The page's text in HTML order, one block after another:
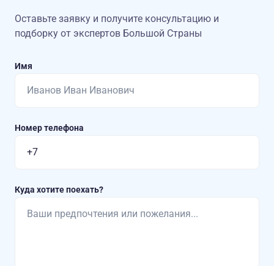
Оставьте заявку и получите консультацию и
подборку от экспертов Большой Страны
Имя
Номер телефона
Куда хотите поехать?